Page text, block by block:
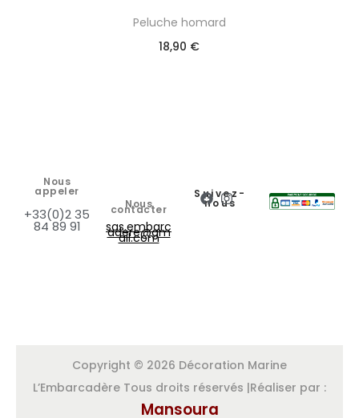
Peluche homard
18,90 €
Nous
appeler
+33(0)2 35
84 89 91
Nous
contacter
sas.embarc
adere@gm
ail.com
Suivez-
nous
Copyright © 2026 Décoration Marine
L’Embarcadère Tous droits réservés |Réaliser par :
Mansoura